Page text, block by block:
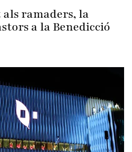
ramaders, la
a la Benedicció